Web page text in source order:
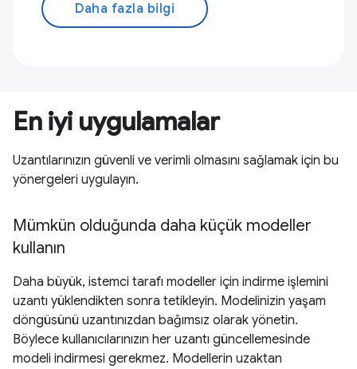
Daha fazla bilgi
En iyi uygulamalar
Uzantılarınızın güvenli ve verimli olmasını sağlamak için bu
yönergeleri uygulayın.
Mümkün olduğunda daha küçük modeller
kullanın
Daha büyük, istemci tarafı modeller için indirme işlemini
uzantı yüklendikten sonra tetikleyin. Modelinizin yaşam
döngüsünü uzantınızdan bağımsız olarak yönetin.
Böylece kullanıcılarınızın her uzantı güncellemesinde
modeli indirmesi gerekmez. Modellerin uzaktan